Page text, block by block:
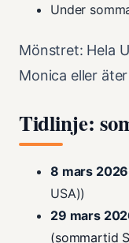
Under
Mönstret: Hela
Monica eller
Tidlinje:
8 mars
USA))
29 mars
(sommartid